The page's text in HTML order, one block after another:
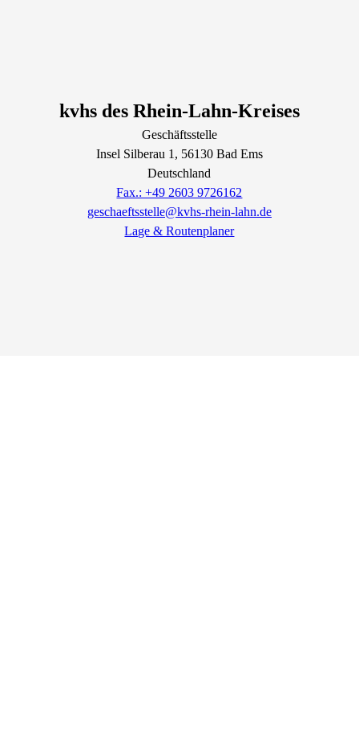
kvhs des Rhein-Lahn-Kreises
Geschäftsstelle
Insel Silberau 1 , 56130 Bad Ems
Deutschland
Fax.: +49 2603 9726162
geschaeftsstelle@kvhs-rhein-lahn.de
Lage & Routenplaner